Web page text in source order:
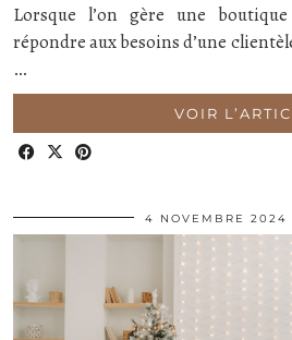
Lorsque l’on gère une
répondre aux besoins d’une
…
VOIR
4 NOVEMBRE 2024